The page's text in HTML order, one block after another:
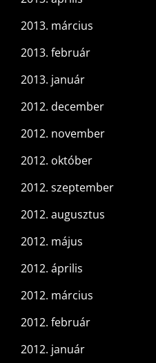
2013. március
2013. február
2013. január
2012. december
2012. november
2012. október
2012. szeptember
2012. augusztus
2012. május
2012. április
2012. március
2012. február
2012. január